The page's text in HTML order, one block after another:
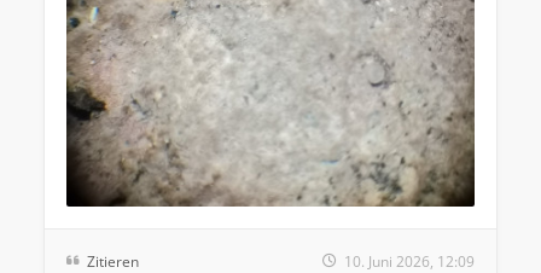
Zitieren 10. Juni 2026, 12:09